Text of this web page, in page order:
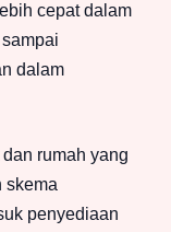
cepat dalam
dalam
rumah yang
skema
penyediaan